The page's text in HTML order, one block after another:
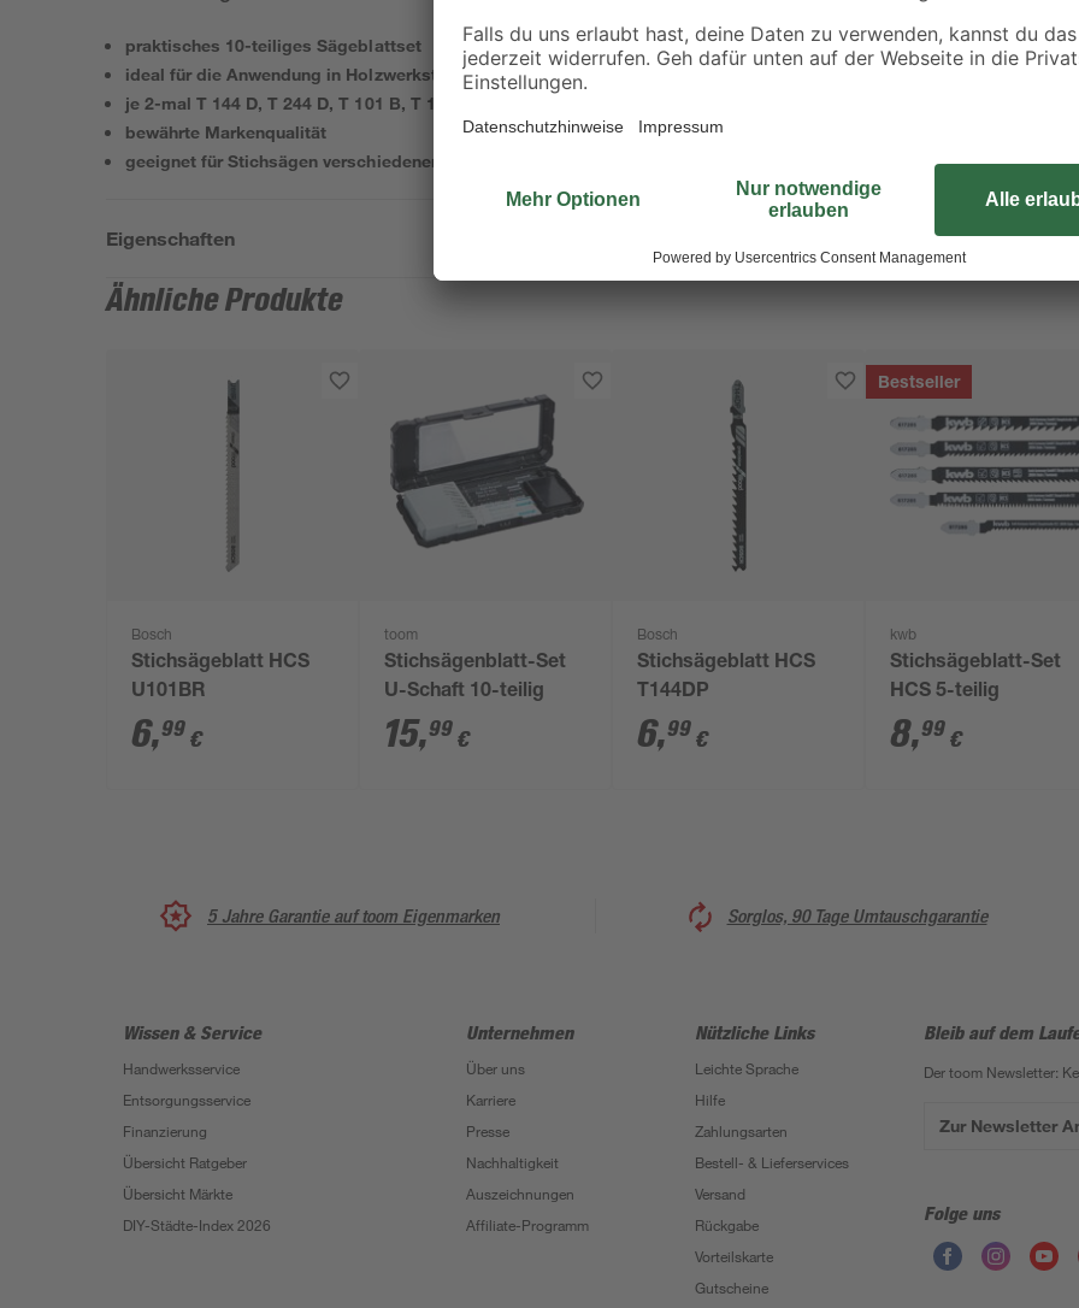
praktisches 10-teiliges Sägeblattset
ideal für die Anwendung in Holzwerkstoffen
je 2-mal T 144 D, T 244 D, T 101 B, T 101 AO und T 144 DP
bewährte Markenqualität
geeignet für Stichsägen verschiedener Marken
Eigenschaften
Ähnliche Produkte
Bosch
Stichsägeblatt HCS
U101BR
6,99 €
toom
Stichsägenblatt-Set
U-Schaft 10-teilig
15,99 €
Bosch
Stichsägeblatt HCS
T144DP
6,99 €
Bestseller
kwb
Stichsägeblatt-Set
HCS 5-teilig
8,99 €
5 Jahre Garantie auf toom Eigenmarken Sorglos, 90 Tage Umtauschgarantie
Wissen & Service
Handwerksservice
Entsorgungsservice
Finanzierung
Übersicht Ratgeber
Übersicht Märkte
DIY-Städte-Index 2026
Unternehmen
Über uns
Karriere
Presse
Nachhaltigkeit
Auszeichnungen
Affiliate-Programm
Nützliche Links
Leichte Sprache
Hilfe
Zahlungsarten
Bestell- & Lieferservices
Versand
Rückgabe
Vorteilskarte
Gutscheine
Bleib auf dem
Der toom Newsletter:
Zur Newsletter
Folge uns